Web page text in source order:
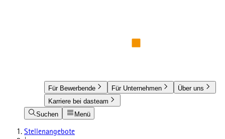
Für Bewerbende Für Unternehmen
Über uns
Karriere bei dasteam
Suchen
Menü
Stellenangebote